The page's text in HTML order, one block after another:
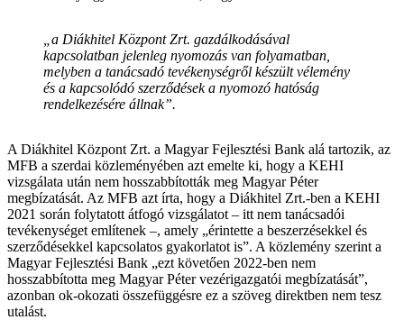
„a Diákhitel Központ Zrt. gazdálkodásával
kapcsolatban jelenleg nyomozás van folyamatban,
melyben a tanácsadó tevékenységről készült vélemény
és a kapcsolódó szerződések a nyomozó hatóság
rendelkezésére állnak”.
A Diákhitel Központ Zrt. a Magyar Fejlesztési Bank alá tartozik, az
MFB a szerdai közleményében azt emelte ki, hogy a KEHI
vizsgálata után nem hosszabbították meg Magyar Péter
megbízatását. Az MFB azt írta, hogy a Diákhitel Zrt.-ben a KEHI
2021 során folytatott átfogó vizsgálatot – itt nem tanácsadói
tevékenységet említenek –, amely „érintette a beszerzésekkel és
szerződésekkel kapcsolatos gyakorlatot is”. A közlemény szerint a
Magyar Fejlesztési Bank „ezt követően 2022-ben nem
hosszabbította meg Magyar Péter vezérigazgatói megbízatását”,
azonban ok-okozati összefüggésre ez a szöveg direktben nem tesz
utalást.